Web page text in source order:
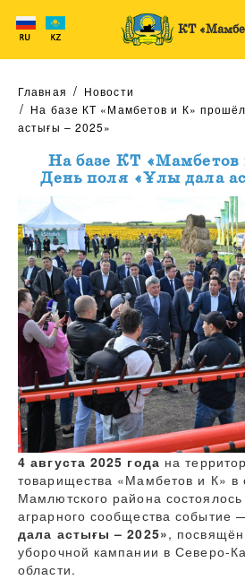
КТ
Главная
Новости
На базе КТ «Мамбетов и К»
астығы – 2025»
На базе КТ
День поля «Ұлы дала
4 августа 2025 года на
товарищества «Мамбетов и К» в
Мамлютского района
аграрного сообщества событие
дала астығы – 2025»,
уборочной кампании в Северо-
области.